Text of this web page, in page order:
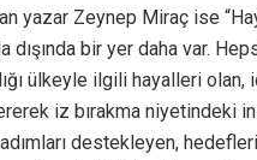
yazar Zeynep Miraç ise
dışında bir yer daha var.
ülkeyle ilgili hayalleri olan,
iz bırakma niyetindeki
destekleyen,